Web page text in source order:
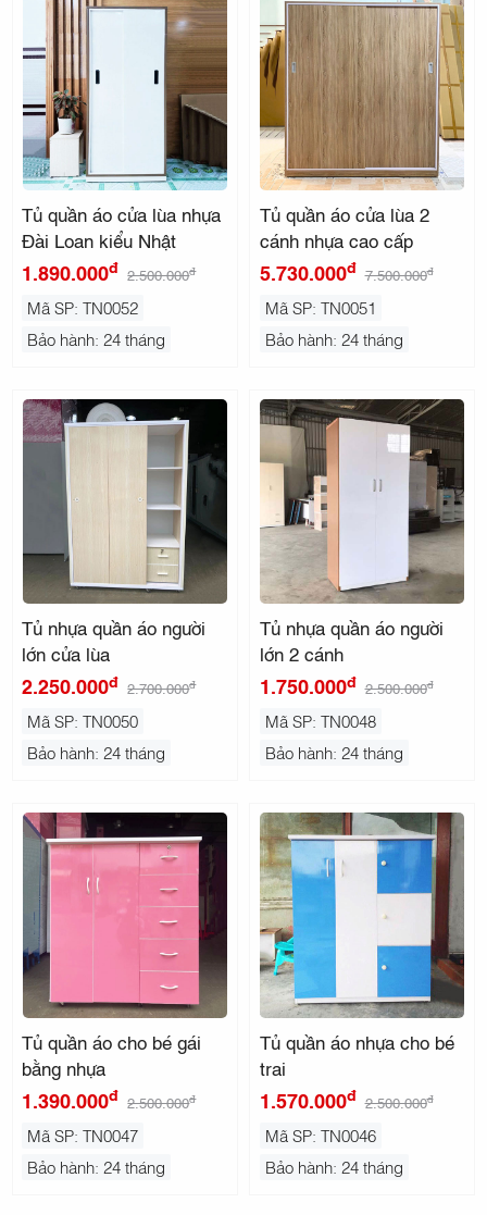
Tủ quần áo cửa lùa nhựa
Đài Loan kiểu Nhật
1.890.000đ 2.500.000đ
Mã SP: TN0052
Bảo hành: 24 tháng
Tủ quần áo cửa lùa 2
cánh nhựa cao cấp
5.730.000đ 7.500.000đ
Mã SP: TN0051
Bảo hành: 24 tháng
Tủ nhựa quần áo người
lớn cửa lùa
2.250.000đ 2.700.000đ
Mã SP: TN0050
Bảo hành: 24 tháng
Tủ nhựa quần áo người
lớn 2 cánh
1.750.000đ 2.500.000đ
Mã SP: TN0048
Bảo hành: 24 tháng
Tủ quần áo cho bé gái
bằng nhựa
1.390.000đ 2.500.000đ
Mã SP: TN0047
Bảo hành: 24 tháng
Tủ quần áo nhựa cho bé
trai
1.570.000đ 2.500.000đ
Mã SP: TN0046
Bảo hành: 24 tháng